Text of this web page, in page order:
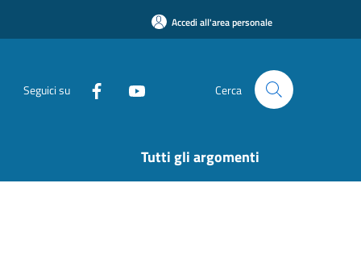
Accedi all'area personale
Seguici su Cerca
Tutti gli argomenti